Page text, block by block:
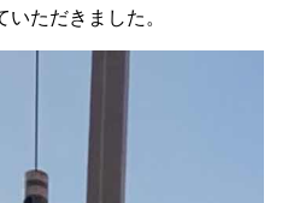
ただきました。